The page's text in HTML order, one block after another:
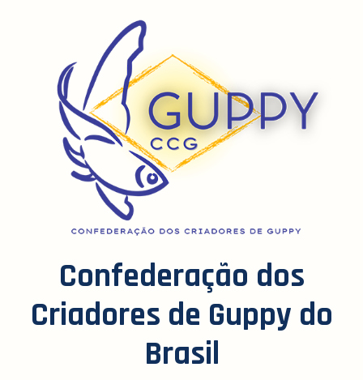
Confederação dos
Criadores de Guppy do
Brasil